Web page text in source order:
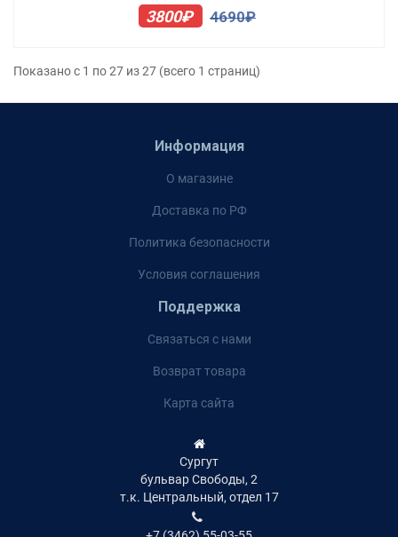
3800₽ 4690₽
Показано с 1 по 27 из 27 (всего 1 страниц)
Информация
О магазине
Доставка по РФ
Политика безопасности
Условия соглашения
Поддержка
Связаться с нами
Возврат товара
Карта сайта
Сургут
бульвар Свободы, 2
т.к. Центральный, отдел 17